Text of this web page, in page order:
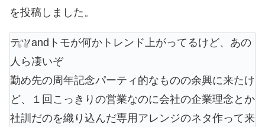
を投稿しました。
テツandトモが何かトレンド上がってるけど、あの
人ら凄いぞ
勤め先の周年記念パーティ的なものの余興に来たけ
ど、１回こっきりの営業なのに会社の企業理念とか
社訓だのを織り込んだ専用アレンジのネタ作って来